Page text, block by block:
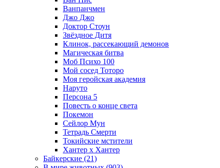
Ванпанчмен
Джо Джо
Доктор Стоун
Звёздное Дитя
Клинок, рассекающий демонов
Магическая битва
Моб Психо 100
Мой сосед Тоторо
Моя геройская академия
Наруто
Персона 5
Повесть о конце света
Покемон
Сейлор Мун
Тетрадь Смерти
Токийские мстители
Хантер х Хантер
Байкерские (21)